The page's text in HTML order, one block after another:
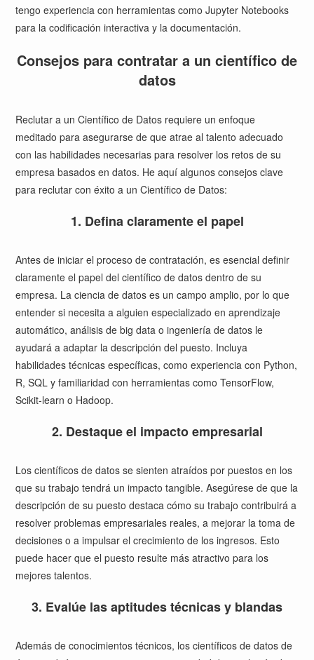
tengo experiencia con herramientas como Jupyter Notebooks
para la codificación interactiva y la documentación.
Consejos para contratar a un científico de
datos
Reclutar a un Científico de Datos requiere un enfoque
meditado para asegurarse de que atrae al talento adecuado
con las habilidades necesarias para resolver los retos de su
empresa basados en datos. He aquí algunos consejos clave
para reclutar con éxito a un Científico de Datos:
1. Defina claramente el papel
Antes de iniciar el proceso de contratación, es esencial definir
claramente el papel del científico de datos dentro de su
empresa. La ciencia de datos es un campo amplio, por lo que
entender si necesita a alguien especializado en aprendizaje
automático, análisis de big data o ingeniería de datos le
ayudará a adaptar la descripción del puesto. Incluya
habilidades técnicas específicas, como experiencia con Python,
R, SQL y familiaridad con herramientas como TensorFlow,
Scikit-learn o Hadoop.
2. Destaque el impacto empresarial
Los científicos de datos se sienten atraídos por puestos en los
que su trabajo tendrá un impacto tangible. Asegúrese de que la
descripción de su puesto destaca cómo su trabajo contribuirá a
resolver problemas empresariales reales, a mejorar la toma de
decisiones o a impulsar el crecimiento de los ingresos. Esto
puede hacer que el puesto resulte más atractivo para los
mejores talentos.
3. Evalúe las aptitudes técnicas y blandas
Además de conocimientos técnicos, los científicos de datos de